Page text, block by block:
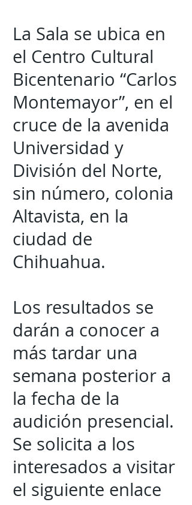
La Sala se ubica en
el Centro Cultural
Bicentenario “Carlos
Montemayor”, en el
cruce de la avenida
Universidad y
División del Norte,
sin número, colonia
Altavista, en la
ciudad de
Chihuahua.
Los resultados se
darán a conocer a
más tardar una
semana posterior a
la fecha de la
audición presencial.
Se solicita a los
interesados a visitar
el siguiente enlace